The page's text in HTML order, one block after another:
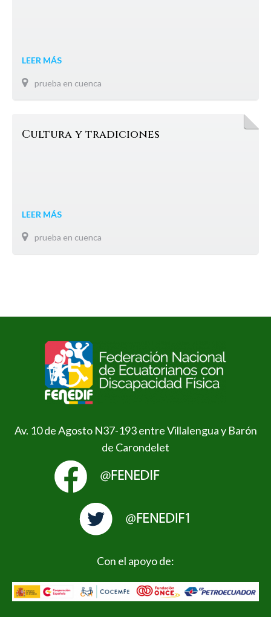
LEER MÁS
prueba en cuenca
Cultura y tradiciones
LEER MÁS
prueba en cuenca
Av. 10 de Agosto N37-193 entre Villalengua y Barón
de Carondelet
Con el apoyo de: